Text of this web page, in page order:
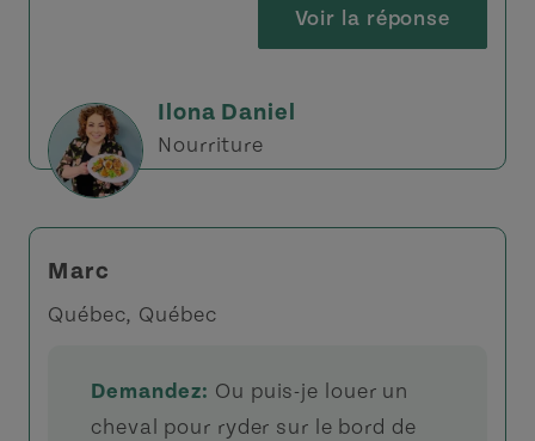
Voir la réponse
Ilona Daniel
Nourriture
Marc
Québec, Québec
Demandez: Ou puis-je louer un
cheval pour ryder sur le bord de